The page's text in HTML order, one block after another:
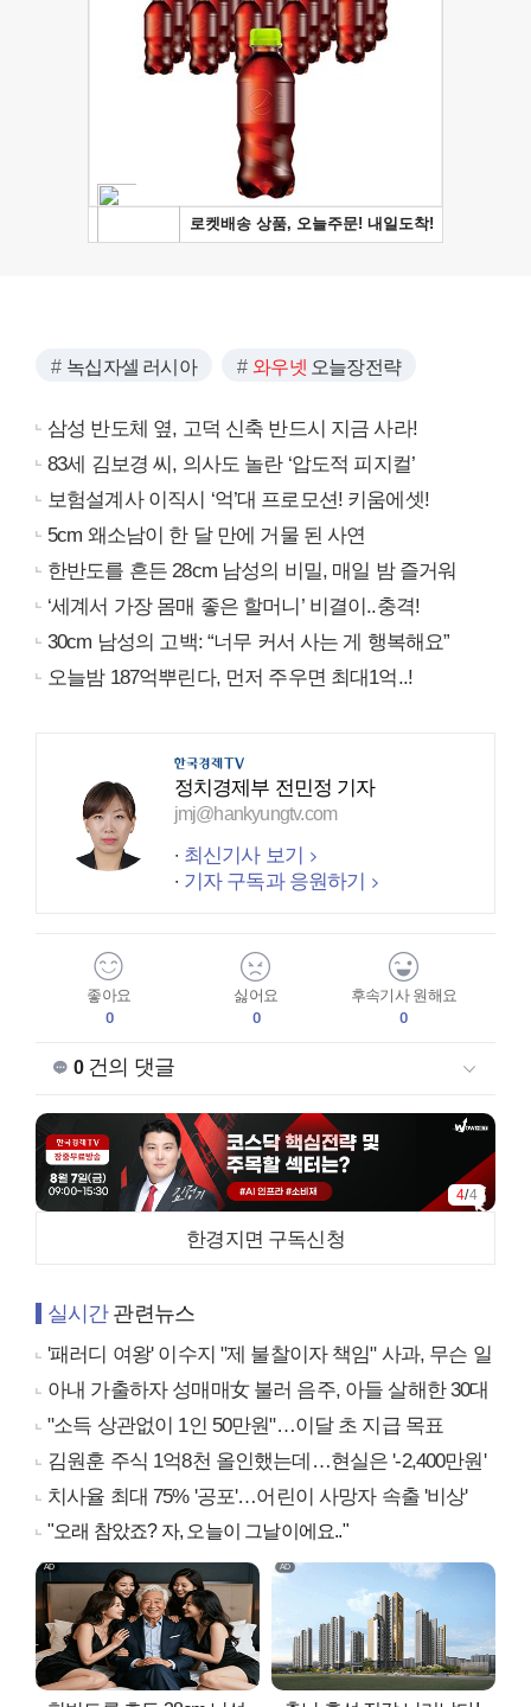
녹십자셀 러시아 와우넷 오늘장전략
삼성 반도체 옆, 고덕 신축 반드시 지금 사라!
83세 김보경 씨, 의사도 놀란 ‘압도적 피지컬’
보험설계사 이직시 ‘억’대 프로모션! 키움에셋!
5cm 왜소남이 한 달 만에 거물 된 사연
한반도를 흔든 28cm 남성의 비밀, 매일 밤 즐거워
‘세계서 가장 몸매 좋은 할머니’ 비결이..충격!
30cm 남성의 고백: “너무 커서 사는 게 행복해요”
오늘밤 187억뿌린다, 먼저 주우면 최대1억..!
정치경제부 전민정 기자
jmj@hankyungtv.com
최신기사 보기
기자 구독과 응원하기
좋아요
0
싫어요
0
후속기사 원해요
0
0건의 댓글
4/4
한경지면 구독신청
실시간관련뉴스
'패러디 여왕' 이수지 "제 불찰이자 책임" 사과, 무슨 일
아내 가출하자 성매매女 불러 음주, 아들 살해한 30대
"소득 상관없이 1인 50만원"…이달 초 지급 목표
김원훈 주식 1억8천 올인했는데…현실은 '-2,400만원'
치사율 최대 75% '공포'…어린이 사망자 속출 '비상'
"오래 참았죠? 자, 오늘이 그날이에요.."